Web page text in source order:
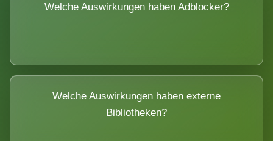
Welche Auswirkungen haben Adblocker?
Welche Auswirkungen haben externe
Bibliotheken?